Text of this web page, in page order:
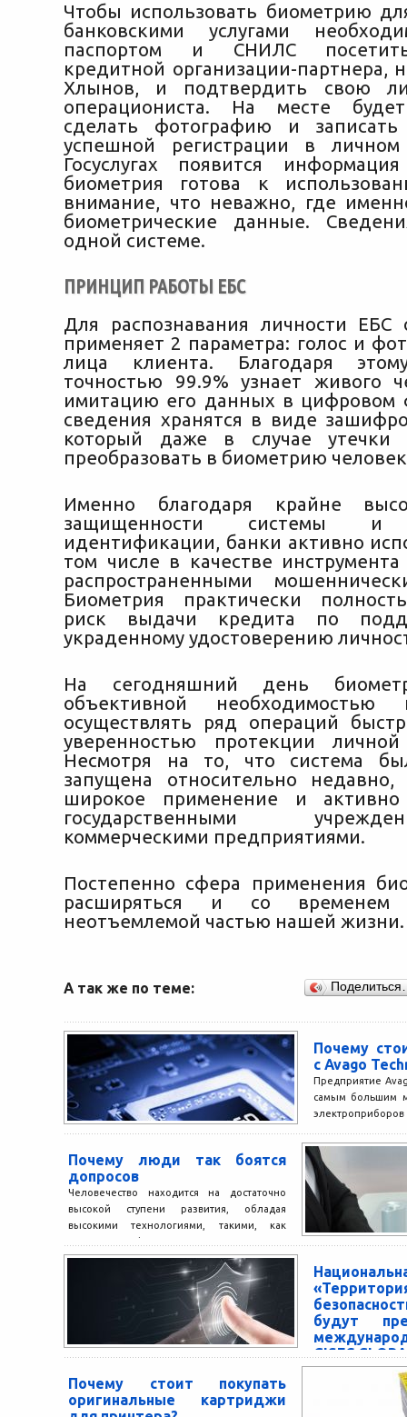
Чтобы использовать биометрию
банковскими услугами
паспортом и СНИЛС
кредитной организации-партнера,
Хлынов, и подтвердить свою
операциониста. На месте
сделать фотографию и записать
успешной регистрации в
Госуслугах появится
биометрия готова к
внимание, что неважно, где
биометрические данные.
одной системе.
ПРИНЦИП РАБОТЫ ЕБС
Для распознавания личности ЕБС
применяет 2 параметра: голос и
лица клиента. Благодаря
точностью 99.9% узнает живого
имитацию его данных в цифровом
сведения хранятся в виде
который даже в случае утечки
преобразовать в биометрию
Именно благодаря крайне
защищенности системы и
идентификации, банки активно
том числе в качестве
распространенными
Биометрия практически
риск выдачи кредита по
украденному удостоверению
На сегодняшний день
объективной необходимостью
осуществлять ряд операций
уверенностью протекции
Несмотря на то, что система
запущена относительно недавно,
широкое применение и активно
государственными
коммерческими предприятиями.
Постепенно сфера применения
расширяться и со временем
неотъемлемой частью нашей жизни.
А так же по теме:
Почему
с Avago
Предприятие
самым большим
благодаря
данный концерн...
Почему люди так боятся
допросов
Человечество находится на достаточно
высокой ступени развития, обладая
высокими технологиями, такими, как
ядерная физика, нанотехнологии,
электроника, космические и военные
будут
GISEC
В апреле на
Востоке и
«GISEC
Почему стоит покупать
оригинальные картриджи